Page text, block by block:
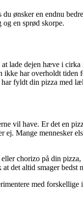
ønsker en endnu
en sprød skorpe.
lade dejen hæve i
har overholdt
fyldt din pizza med
have. Er det en
Mange mennesker
chorizo på din
det altid smager bedst
med